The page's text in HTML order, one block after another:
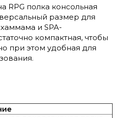
RPG полка консольная
размер для
и SPA-
компактная, чтобы
при этом удобная для